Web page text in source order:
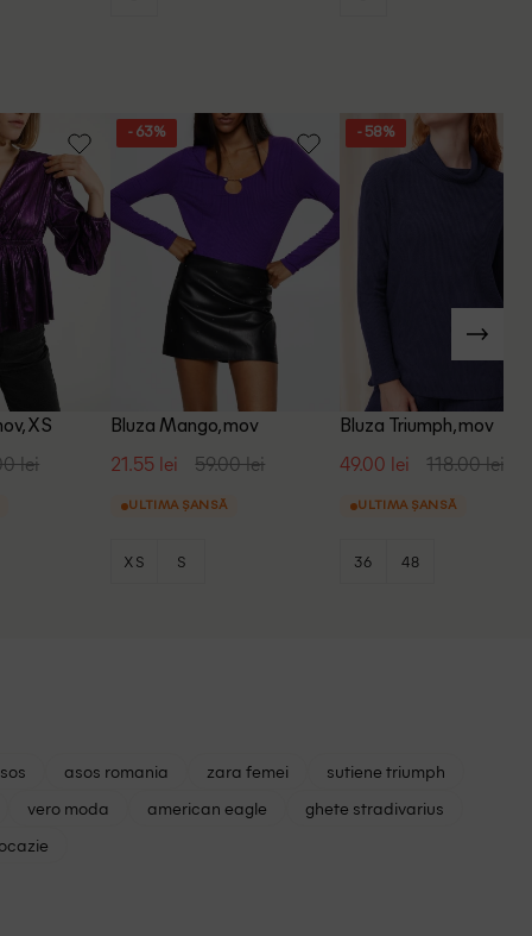
XS
lei
- 63%
Bluza Mango, mov
21.55 lei 59.00 lei
ULTIMA ȘANSĂ
XS S
- 58%
Bluza Triumph, mov
49.00 lei 118.00 lei
ULTIMA ȘANSĂ
36 48
asos romania zara femei
sutiene triumph
vero moda american eagle
ghete stradivarius